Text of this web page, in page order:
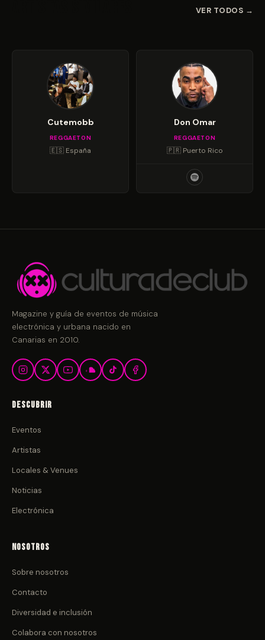
VER TODOS →
Cutemobb
REGGAETON
🇪🇸 España
Don Omar
REGGAETON
🇵🇷 Puerto Rico
Magazine y guía de eventos de música
electrónica y urbana nacido en
Canarias en 2010.
Descubrir
Eventos
Artistas
Locales & Venues
Noticias
Electrónica
Nosotros
Sobre nosotros
Contacto
Diversidad e inclusión
Colabora con nosotros